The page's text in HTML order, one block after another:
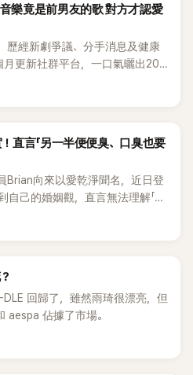
樂竟是前男友的歌 對方才認愛
歷經新劇爭議、分手消息及健康
更新社群平台，一口氣曬出20
喜。不過，比起照片本身，更引
直言「另一半便便臭、口臭也要
Brian向來以愛乾淨聞名，近日登
自己的婚姻觀，直言無法理解「連
這種說法，更大方表明自己是不
回歸了，雖然雨琦很漂亮，但
aespa 佔據了市場。